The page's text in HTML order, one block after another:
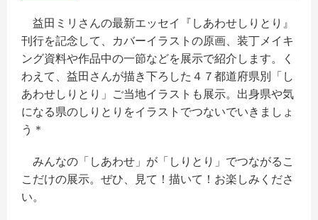
益田ミリさんの最新エッセイ『しあわせしりとり』
刊行を記念して、カバーイラストの原画、装丁メイキ
ング資料や作品中の一節などを展示で紹介します。く
わえて、益田さんが描き下ろした４７都道府県別「し
あわせしりとり」ご当地イラストも展示。出身県や気
になる県のしりとりをイラストでつないでいきましょ
う＊
みんなの「しあわせ」が「しりとり」でつながるこ
こだけの展示。ぜひ、見て！描いて！お楽しみくださ
い。